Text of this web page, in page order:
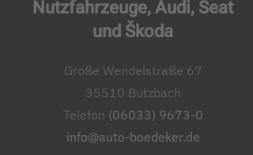
Nutzfahrzeuge, Audi, Seat
und Škoda
Große Wendelstraße 67
35510 Butzbach
Telefon (06033) 9673-0
info@auto-boedeker.de